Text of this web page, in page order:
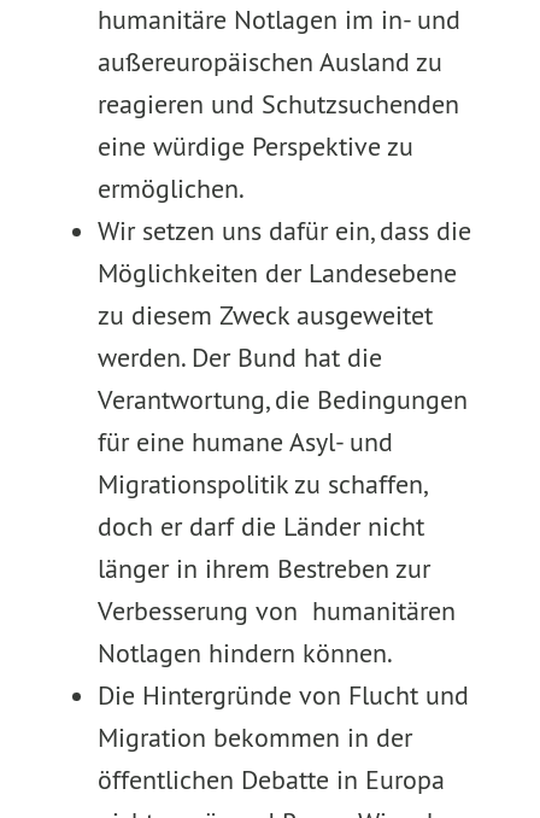
humanitäre Notlagen im in- und
außereuropäischen Ausland zu
reagieren und Schutzsuchenden
eine würdige Perspektive zu
ermöglichen.
Wir setzen uns dafür ein, dass die
Möglichkeiten der Landesebene
zu diesem Zweck ausgeweitet
werden. Der Bund hat die
Verantwortung, die Bedingungen
für eine humane Asyl- und
Migrationspolitik zu schaffen,
doch er darf die Länder nicht
länger in ihrem Bestreben zur
Verbesserung von humanitären
Notlagen hindern können.
Die Hintergründe von Flucht und
Migration bekommen in der
öffentlichen Debatte in Europa